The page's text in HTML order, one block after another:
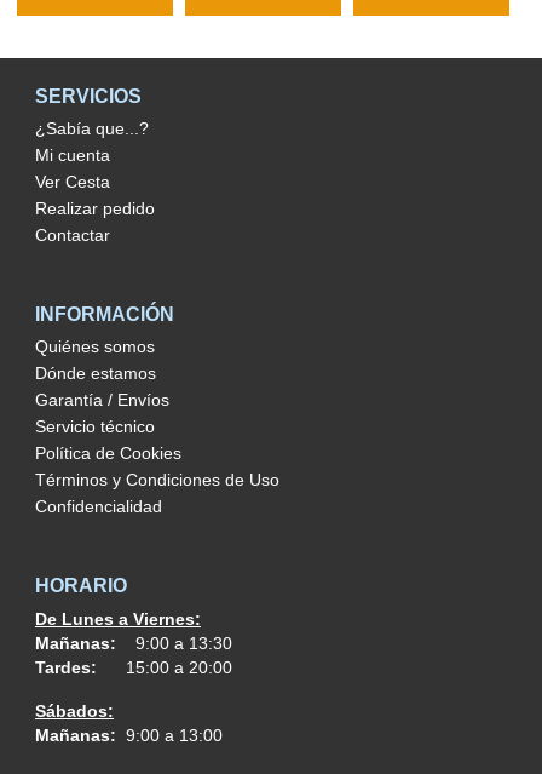
SERVICIOS
¿Sabía que...?
Mi cuenta
Ver Cesta
Realizar pedido
Contactar
INFORMACIÓN
Quiénes somos
Dónde estamos
Garantía / Envíos
Servicio técnico
Política de Cookies
Términos y Condiciones de Uso
Confidencialidad
HORARIO
De Lunes a Viernes:
Mañanas:
9:00 a 13:30
Tardes: 15:00 a 20:00
Sábados:
Mañanas: 9:00 a 13:00